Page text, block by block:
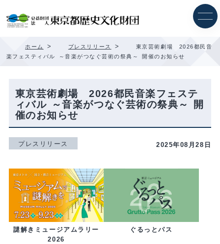
ホーム > プレスリリース >
東京芸術劇場 2026都民音
楽フェスティバル ～音楽がつなぐ芸術の祭典～ 開催のお知らせ
東京芸術劇場 2026都民音楽フェステ
ィバル ～音楽がつなぐ芸術の祭典～ 開
催のお知らせ
プレスリリース 2025年08月28日
謎解きミュージアムラリー
2026
ぐるっとパス